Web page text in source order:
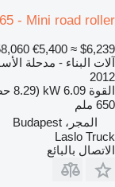
- Mini road roller
€5,400 ≈ $6,239
آلات البناء - مدحلة
2012
القوة 6.09 kW (8.29 حصان)
650 ملم
المجر، Budapest
Laslo Truck
الاتصال بالبائع